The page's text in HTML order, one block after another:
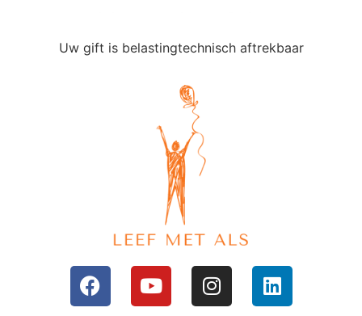
Uw gift is belastingtechnisch aftrekbaar